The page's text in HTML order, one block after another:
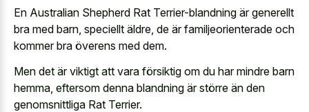
En Australian Shepherd Rat Terrier-blandning är generellt
bra med barn, speciellt äldre, de är familjeorienterade och
kommer bra överens med dem.
Men det är viktigt att vara försiktig om du har mindre barn
hemma, eftersom denna blandning är större än den
genomsnittliga Rat Terrier.